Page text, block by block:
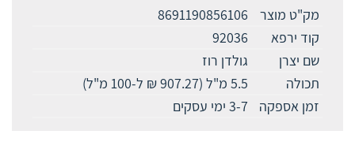
מק"ט מוצר
8691190856106
קוד ירפא
92036
שם יצרן
גולדן רוז
תכולה
5.5 מ"ל (907.27 ₪ ל-100 מ"ל)
זמן אספקה
3-7 ימי עסקים